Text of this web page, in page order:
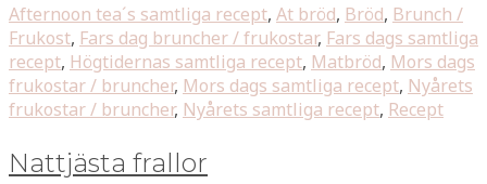
Afternoon tea´s samtliga recept, At bröd, Bröd, Brunch /
Frukost, Fars dag bruncher / frukostar, Fars dags samtliga
recept, Högtidernas samtliga recept, Matbröd, Mors dags
frukostar / bruncher, Mors dags samtliga recept, Nyårets
frukostar / bruncher, Nyårets samtliga recept, Recept
Nattjästa frallor